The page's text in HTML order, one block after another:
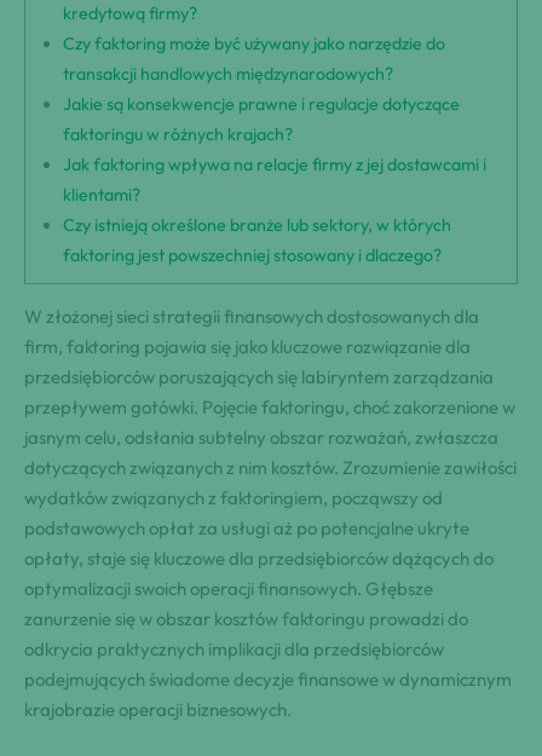
kredytową firmy?
Czy faktoring może być używany jako narzędzie do
transakcji handlowych międzynarodowych?
Jakie są konsekwencje prawne i regulacje dotyczące
faktoringu w różnych krajach?
Jak faktoring wpływa na relacje firmy z jej dostawcami i
klientami?
Czy istnieją określone branże lub sektory, w których
faktoring jest powszechniej stosowany i dlaczego?
W złożonej sieci strategii finansowych dostosowanych dla
firm, faktoring pojawia się jako kluczowe rozwiązanie dla
przedsiębiorców poruszających się labiryntem zarządzania
przepływem gotówki. Pojęcie faktoringu, choć zakorzenione w
jasnym celu, odsłania subtelny obszar rozważań, zwłaszcza
dotyczących związanych z nim kosztów. Zrozumienie zawiłości
wydatków związanych z faktoringiem, począwszy od
podstawowych opłat za usługi aż po potencjalne ukryte
opłaty, staje się kluczowe dla przedsiębiorców dążących do
optymalizacji swoich operacji finansowych. Głębsze
zanurzenie się w obszar kosztów faktoringu prowadzi do
odkrycia praktycznych implikacji dla przedsiębiorców
podejmujących świadome decyzje finansowe w dynamicznym
krajobrazie operacji biznesowych.